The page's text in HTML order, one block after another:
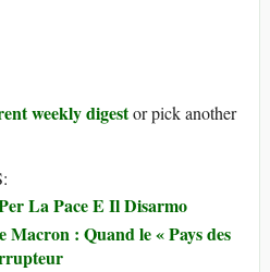
weekly digestor pick another
La Pace E Il Disarmo
Macron : Quand le « Pays des